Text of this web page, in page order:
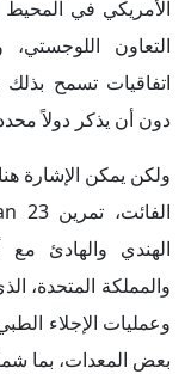
الأمريكي في
التعاون
اتفاقيات تسمح
دون أن يذكر دولاً
ولكن يمكن الإشارة
الهندي والهادئ مع
والمملكة المتحدة،
وعمليات الإجلاء
بعض المعدات، بما